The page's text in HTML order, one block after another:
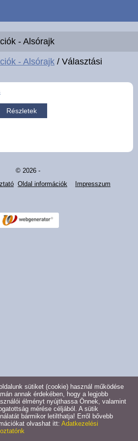
- Alsórajk
- Alsórajk / Választási
Részletek
© 2026 -
Oldal információk Impresszum
sütiket (cookie) használ működése
annak érdekében, hogy a legjobb
élményt nyújthassa Önnek, valamint
mérése céljából. A sütik
bármikor letilthatja! Erről bővebb
olvashat itt: Adatkezelési